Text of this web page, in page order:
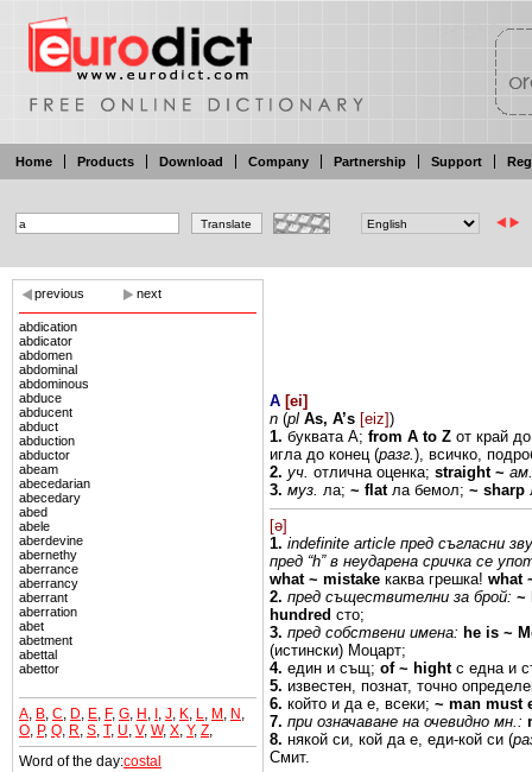
Home Products Download Company Partnership Support
previous next
abdication
abdicator
abdomen
abdominal
abdominous
abduce
abducent
abduct
abduction
abductor
abeam
abecedarian
abecedary
abed
abele
aberdevine
abernethy
aberrance
aberrancy
aberrant
aberration
abet
abetment
abettal
abettor
A B C D E F, G H I J K L M N
O P, Q R S T, U V, W, X Y, Z
Word of the day:costal
A [ei]
n (pl As, A’s [eiz])
1. буквата А; from A to Z от край
игла до конец (разг.), всичко,
2. уч. отлична оценка; straight ~ ам.
3. муз. ла; ~ flat ла бемол; ~ sharp
[ə]
1. indefinite article пред съгласни
пред “h” в неударена сричка се
what ~ mistake каква грешка! what
2. пред съществителни за брой: ~
hundred сто;
3. пред собствени имена: he is ~
(истински) Моцарт;
4. един и същ; of ~ hightс една и
5. известен, познат, точно
6. който и да е, всеки; ~ man must
7. при означаване на очевидно мн.:
8. някой си, кой да е, еди-кой си (
Смит.